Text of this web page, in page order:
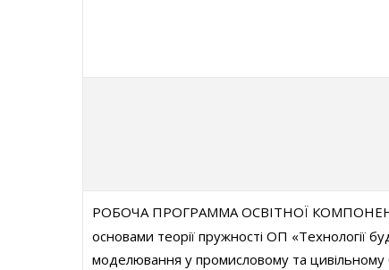
РОБОЧА ПРОГРАММА ОСВІТНОЇ
основами теорії пружності ОП «Технології
моделювання у промисловому та цивільному